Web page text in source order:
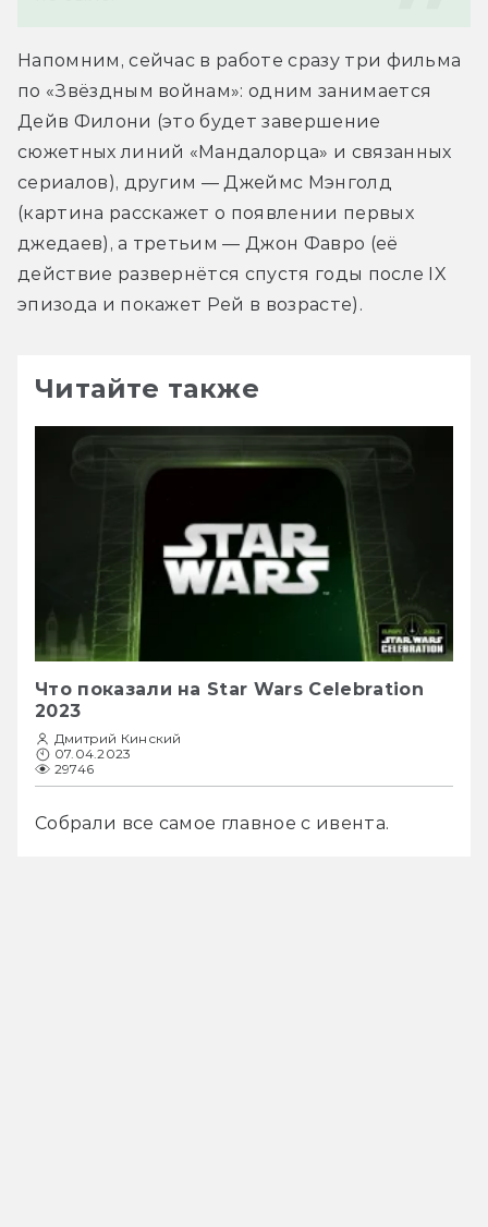
Напомним, сейчас в работе сразу три фильма
по «Звёздным войнам»: одним занимается
Дейв Филони (это будет завершение
сюжетных линий «Мандалорца» и связанных
сериалов), другим — Джеймс Мэнголд
(картина расскажет о появлении первых
джедаев), а третьим — Джон Фавро (её
действие развернётся спустя годы после IX
эпизода и покажет Рей в возрасте).
Читайте также
Что показали на Star Wars Celebration
2023
Дмитрий Кинский
07.04.2023
29746
Собрали все самое главное с ивента.